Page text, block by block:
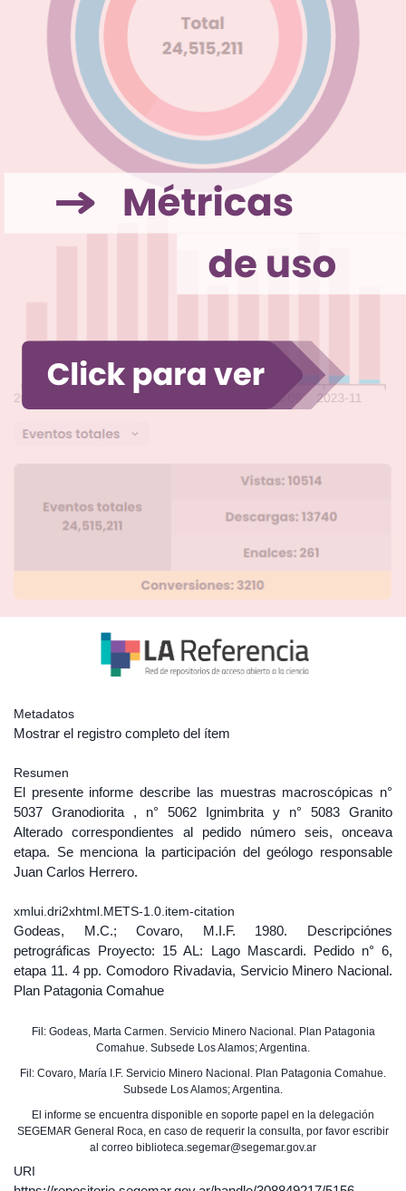
Metadatos
Mostrar el registro completo del ítem
Resumen
El presente informe describe las muestras macroscópicas n°
5037 Granodiorita , n° 5062 Ignimbrita y n° 5083 Granito
Alterado correspondientes al pedido número seis, onceava
etapa. Se menciona la participación del geólogo responsable
Juan Carlos Herrero.
xmlui.dri2xhtml.METS-1.0.item-citation
Godeas, M.C.; Covaro, M.I.F. 1980. Descripciónes
petrográficas Proyecto: 15 AL: Lago Mascardi. Pedido n° 6,
etapa 11. 4 pp. Comodoro Rivadavia, Servicio Minero Nacional.
Plan Patagonia Comahue
Fil: Godeas, Marta Carmen. Servicio Minero Nacional. Plan Patagonia
Comahue. Subsede Los Alamos; Argentina.
Fil: Covaro, María I.F. Servicio Minero Nacional. Plan Patagonia Comahue.
Subsede Los Alamos; Argentina.
El informe se encuentra disponible en soporte papel en la delegación
SEGEMAR General Roca, en caso de requerir la consulta, por favor escribir
al correo biblioteca.segemar@segemar.gov.ar
URI